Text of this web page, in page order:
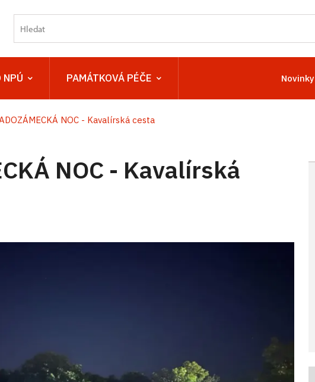
NPÚ PAMÁTKOVÁ PÉČE Novinky
NOC - Kavalírská cesta
NOC - Kavalírská